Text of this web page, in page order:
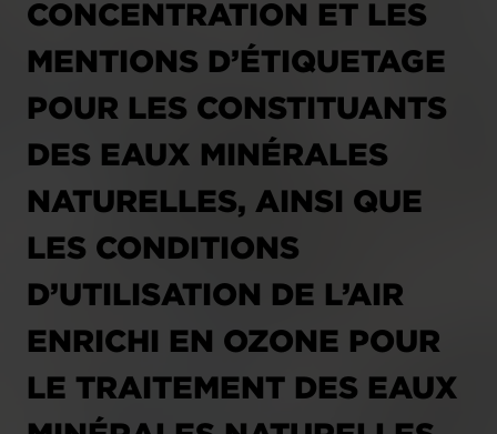
CONCENTRATION ET LES
MENTIONS D’ÉTIQUETAGE
POUR LES CONSTITUANTS
DES EAUX MINÉRALES
NATURELLES, AINSI QUE
LES CONDITIONS
D’UTILISATION DE L’AIR
ENRICHI EN OZONE POUR
LE TRAITEMENT DES EAUX